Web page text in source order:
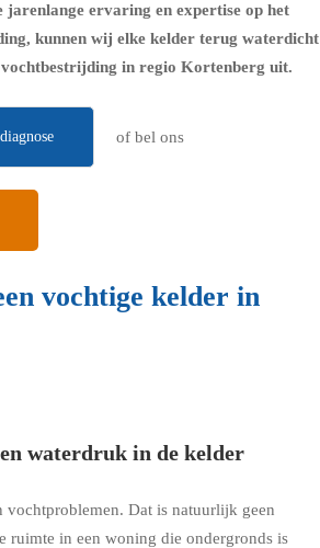
ervaring en expertise op het
kunnen wij elke kelder terug waterdicht
in regio Kortenberg uit.
of bel ons
vochtige kelder in
waterdruk in de kelder
vochtproblemen. Dat is natuurlijk geen
ruimte in een woning die ondergronds is